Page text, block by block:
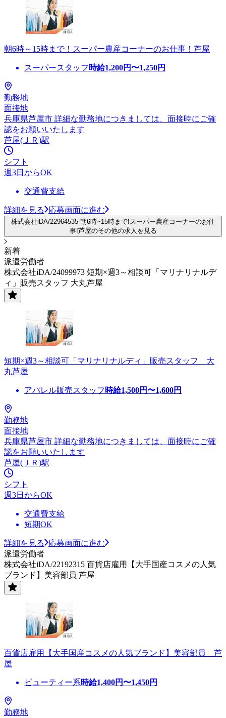
朝6時～15時まで！スーパー農産コーナーのお仕事！芦屋
スーパースタッフ 時給1,200円〜1,250円
勤務地
面接地
兵庫県芦屋市 詳細な勤務地につきましては、面接時にご確
認をお願いいたします
芦屋(ＪＲ)駅
シフト
週3日からOK
交通費支給
詳細を見る 応募画面に進む
株式会社iDA/22964535 朝6時~15時まで!スーパー農産コーナーのお仕
事!芦屋のその他の求人を見る
新着
派遣労働者
株式会社iDA/24099973 短期×週3～相談可「マリナリナルデ
ィ」販売スタッフ 大丸芦屋
短期×週3～相談可「マリナリナルディ」販売スタッフ 大
丸芦屋
アパレル販売スタッフ 時給1,500円〜1,600円
勤務地
面接地
兵庫県芦屋市 詳細な勤務地につきましては、面接時にご確
認をお願いいたします
芦屋(ＪＲ)駅
シフト
週3日からOK
交通費支給
短期OK
詳細を見る
応募画面に進む
派遣労働者
株式会社iDA/22192315 百貨店雇用【大手国産コスメの人気
ブランド】美容部員 芦屋
百貨店雇用【大手国産コスメの人気ブランド】美容部員 芦
屋
ビューティー系時給1,400円〜1,450円
勤務地